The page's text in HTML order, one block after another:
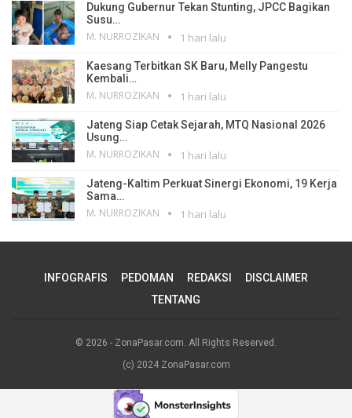
Dukung Gubernur Tekan Stunting, JPCC Bagikan
Susu…
M. NURROZIKAN 1 hari lalu
Kaesang Terbitkan SK Baru, Melly Pangestu
Kembali…
M. NURROZIKAN 1 hari lalu
Jateng Siap Cetak Sejarah, MTQ Nasional 2026
Usung…
M. NURROZIKAN 1 hari lalu
Jateng-Kaltim Perkuat Sinergi Ekonomi, 19 Kerja
Sama…
M. NURROZIKAN 1 hari lalu
INFOGRAFIS PEDOMAN REDAKSI
DISCLAIMER
TENTANG
© 2026 - ZonaPasar.com. All Rights Reserved.
(c) 2024 ZonaPasar.com